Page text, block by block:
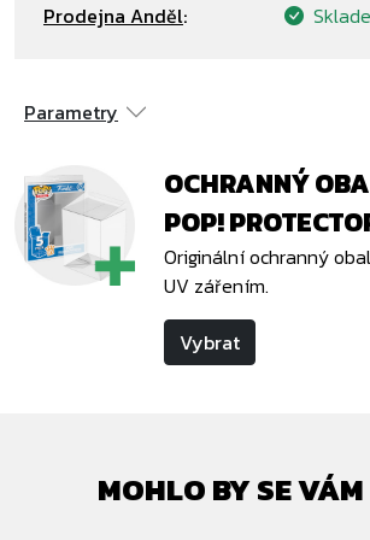
Prodejna Anděl:
Parametry
OCHRANNÝ
POP!
Originální ochranný
UV zářením.
Vybrat
MOHLO BY SE